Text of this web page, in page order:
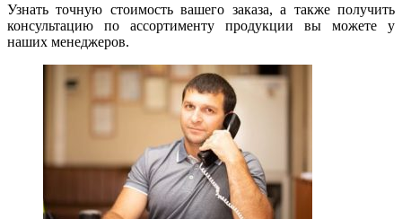
Узнать точную стоимость вашего заказа, а также получить
консультацию по ассортименту продукции вы можете у
наших менеджеров.